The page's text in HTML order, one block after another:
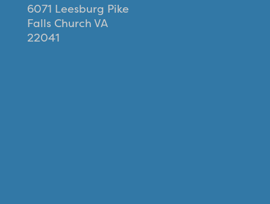
6071 Leesburg Pike
Falls Church VA
22041